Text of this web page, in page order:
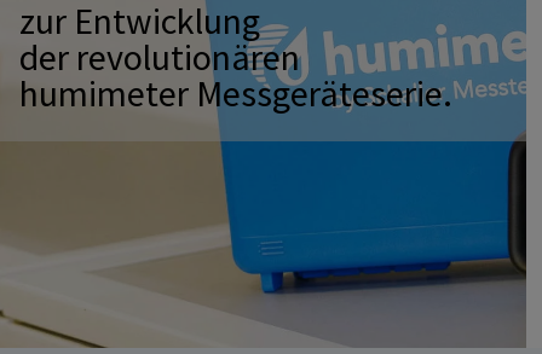
zur Entwicklung
der revolutionären
humimeter Messgeräteserie.